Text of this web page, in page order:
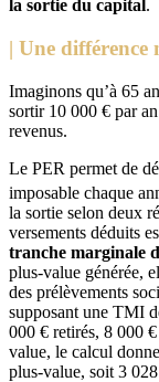
la sortie du capital.
| Une différence
Imaginons qu’à 65
sortir 10 000 € par
revenus.
Le PER permet de
imposable chaque
la sortie selon deux
versements déduits
tranche marginale
plus-value générée,
des prélèvements
supposant une TMI
000 € retirés, 8 000
value, le calcul
plus-value, soit 3